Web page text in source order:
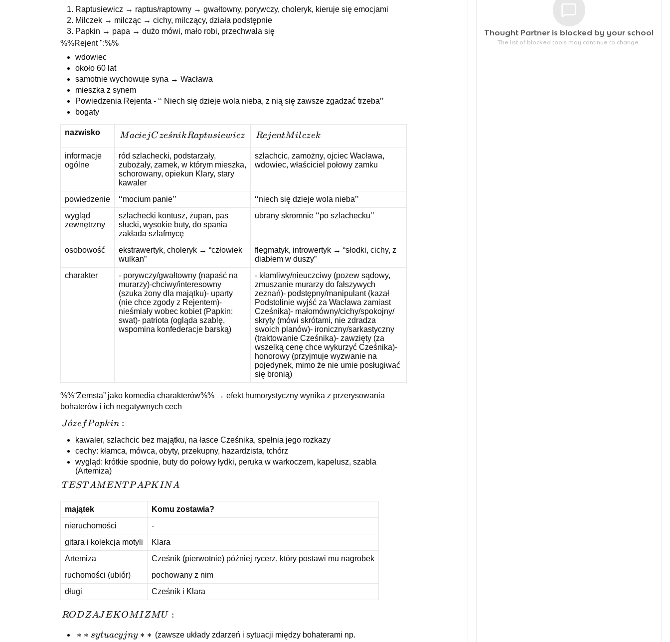
Raptusiewicz → raptus/raptowny → gwałtowny, porywczy, choleryk, kieruje się emocjami
Milczek → milcząc → cichy, milczący, działa podstępnie
Papkin → papa → dużo mówi, mało robi, przechwala się
%%Rejent ":%%
wdowiec
około 60 lat
samotnie wychowuje syna → Wacława
mieszka z synem
Powiedzenia Rejenta - ‘‘ Niech się dzieje wola nieba, z nią się zawsze zgadzać trzeba’’
bogaty
nazwisko
Maciej
Cześnik
Raptusiewicz
MaciejCzes
ˊnikRaptusiewicz
Rejent
Milczek
RejentMilczek
informacje
ogólne
ród szlachecki, podstarzały,
zubożały, zamek, w którym mieszka,
schorowany, opiekun Klary, stary
kawaler
szlachcic, zamożny, ojciec Wacława,
wdowiec, właściciel połowy zamku
powiedzenie ‘‘mocium panie’’
‘‘niech się dzieje wola nieba’’
wygląd
zewnętrzny
szlachecki kontusz, żupan, pas
słucki, wysokie buty, do spania
zakłada szlafmycę
ubrany skromnie ‘‘po szlachecku’’
osobowość
ekstrawertyk, choleryk → “człowiek
wulkan”
flegmatyk, introwertyk → “słodki, cichy, z
diabłem w duszy”
charakter
- porywczy/gwałtowny (napaść na
murarzy)-chciwy/interesowny
(szuka żony dla majątku)- uparty
(nie chce zgody z Rejentem)-
nieśmiały wobec kobiet (Papkin:
swat)- patriota (ogląda szablę,
wspomina konfederacje barską)
- kłamliwy/nieuczciwy (pozew sądowy,
zmuszanie murarzy do fałszywych
zeznań)- podstępny/manipulant (kazał
Podstolinie wyjść za Wacława zamiast
Cześnika)- małomówny/cichy/spokojny/
skryty (mówi skrótami, nie zdradza
swoich planów)- ironiczny/sarkastyczny
(traktowanie Cześnika)- zawzięty (za
wszelką cenę chce wykurzyć Cześnika)-
honorowy (przyjmuje wyzwanie na
pojedynek, mimo że nie umie posługiwać
się bronią)
%%“Zemsta” jako komedia charakterów%% → efekt humorystyczny wynika z przerysowania
bohaterów i ich negatywnych cech
Józef
Papkin:
Jo
ˊze fPapkin :
kawaler, szlachcic bez majątku, na łasce Cześnika, spełnia jego rozkazy
cechy: kłamca, mówca, obyty, przekupny, hazardzista, tchórz
wygląd: krótkie spodnie, buty do połowy łydki, peruka w warkoczem, kapelusz, szabla
(Artemiza)
TESTAMENT
T ESTAMENTPAPKINA
majątek
Komu zostawia?
nieruchomości
-
gitara i kolekcja motyli
Klara
Artemiza
Cześnik (pierwotnie) później rycerz, który postawi mu nagrobek
ruchomości (ubiór)
pochowany z nim
długi
Cześnik i Klara
RODZAJE
RODZAJEK OMI ZMU :
**sytuacyjny**
∗ ∗ sytuacyjny ∗ ∗ (zawsze układy zdarzeń i sytuacji między bohaterami np.
Thought Partner is blocked by your school
The list of blocked tools may continue to change.